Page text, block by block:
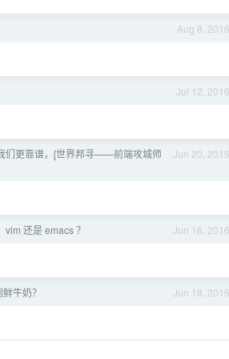
Aug 8, 2016
Jul 12, 2016
Jun 20, 2016
们更靠谱，[世界邦寻——前端攻城师
Jun 18, 2016
还是 emacs ？
Jun 18, 2016
牛奶？